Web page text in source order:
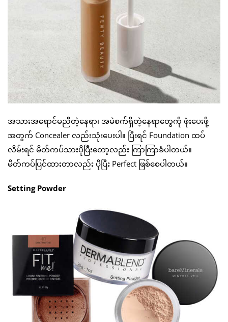
အသားအရောင်မညီတဲ့နေရာ၊ အမဲစက်ရှိတဲ့နေရာတွေကို ဖုံးပေးဖို့
အတွက် Concealer လည်းသုံးပေးပါ။ ပြီးရင် Foundation ထပ်
လိမ်းရင် မိတ်ကပ်သားပိုပြီးတော့လည်း ကြာကြာခံပါတယ်။
မိတ်ကပ်ပြင်ထားတာလည်း ပိုပြီး Perfect ဖြစ်စေပါတယ်။
Setting Powder